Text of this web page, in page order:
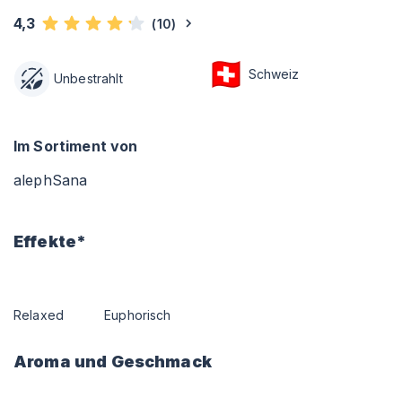
4,3 (10)
Unbestrahlt Schweiz
Im Sortiment von
alephSana
Effekte*
Relaxed Euphorisch
Aroma und Geschmack